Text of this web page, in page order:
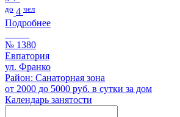
до 4 чел
Подробнее
№ 1380
Евпатория
ул. Франко
Район: Санаторная зона
от 2000 до 5000 руб. в сутки за дом
Календарь занятости